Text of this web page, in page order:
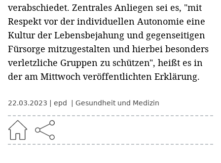
verabschiedet. Zentrales Anliegen sei es, "mit
Respekt vor der individuellen Autonomie eine
Kultur der Lebensbejahung und gegenseitigen
Fürsorge mitzugestalten und hierbei besonders
verletzliche Gruppen zu schützen", heißt es in
der am Mittwoch veröffentlichten Erklärung.
22.03.2023 epd Gesundheit und Medizin